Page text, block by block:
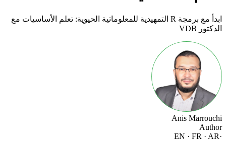
ابدأ مع برمجة R التمهيدية للمعلوماتية الحيوية: تعلم الأساسيات مع
الدكتور VDB
Anis Marrouchi
Author
EN · FR · AR